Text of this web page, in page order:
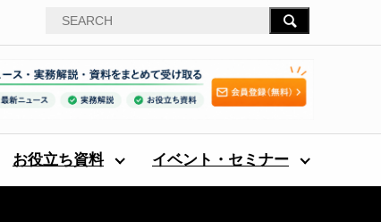
お役立ち資料 イベント・セミナー